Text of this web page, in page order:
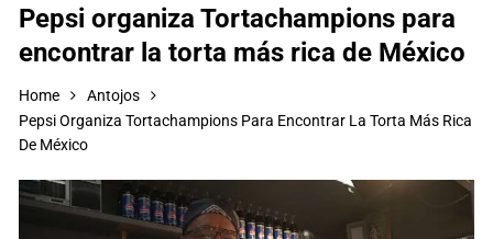
Pepsi organiza Tortachampions para
encontrar la torta más rica de México
Home
Antojos
Pepsi Organiza Tortachampions Para Encontrar La Torta Más Rica
De México